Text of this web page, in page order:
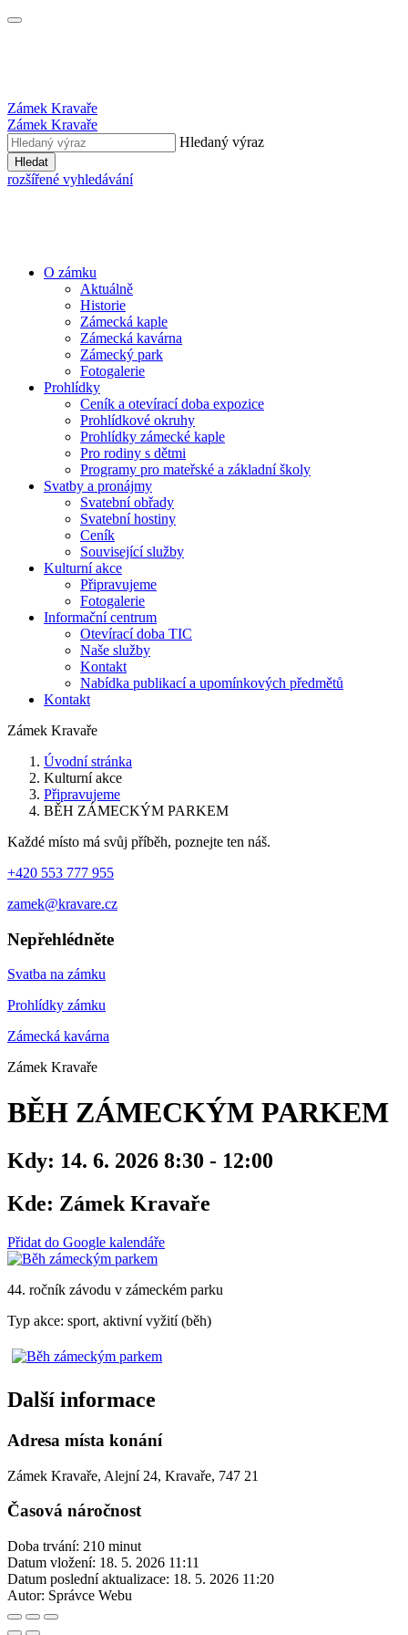
Zámek Kravaře
Zámek Kravaře
Hledaný výraz
Hledat
rozšířené vyhledávání
O zámku
Aktuálně
Historie
Zámecká kaple
Zámecká kavárna
Zámecký park
Fotogalerie
Prohlídky
Ceník a otevírací doba expozice
Prohlídkové okruhy
Prohlídky zámecké kaple
Pro rodiny s dětmi
Programy pro mateřské a základní školy
Svatby a pronájmy
Svatební obřady
Svatební hostiny
Ceník
Související služby
Kulturní akce
Připravujeme
Fotogalerie
Informační centrum
Otevírací doba TIC
Naše služby
Kontakt
Nabídka publikací a upomínkových předmětů
Kontakt
Zámek Kravaře
Úvodní stránka
Kulturní akce
Připravujeme
BĚH ZÁMECKÝM PARKEM
Každé místo má svůj příběh, poznejte ten náš.
+420 553 777 955
zamek@kravare.cz
Nepřehlédněte
Svatba na zámku
Prohlídky zámku
Zámecká kavárna
Zámek Kravaře
BĚH ZÁMECKÝM PARKEM
Kdy: 14. 6. 2026 8:30 - 12:00
Kde: Zámek Kravaře
Přidat do Google kalendáře
44. ročník závodu v zámeckém parku
Typ akce: sport, aktivní vyžití (běh)
Další informace
Adresa místa konání
Zámek Kravaře, Alejní 24, Kravaře, 747 21
Časová náročnost
Doba trvání: 210 minut
Datum vložení: 18. 5. 2026 11:11
Datum poslední aktualizace: 18. 5. 2026 11:20
Autor: Správce Webu